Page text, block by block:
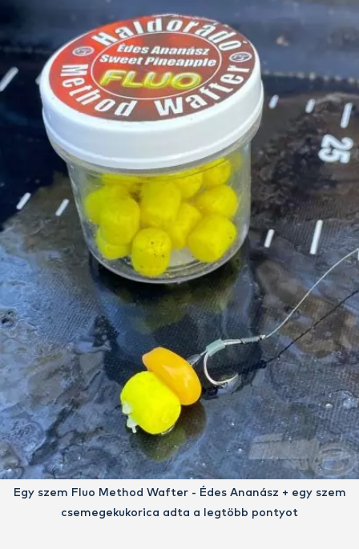
Egy szem Fluo Method Wafter - Édes Ananász + egy szem
csemegekukorica adta a legtöbb pontyot